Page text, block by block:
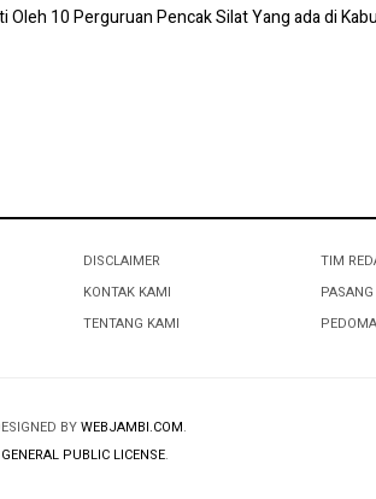
Oleh 10 Perguruan Pencak Silat Yang ada di
DISCLAIMER
KONTAK KAMI
TENTANG KAMI
TIM
BYWEBJAMBI.COM.
GENERAL PUBLIC LICENSE.